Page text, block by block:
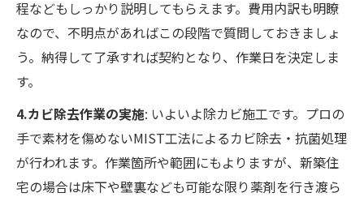
程などもしっかり説明してもらえます。費用内訳も明瞭
なので、不明点があればこの段階で質問しておきましょ
う。納得して了承すれば契約となり、作業日を決定しま
す。
4.カビ除去作業の実施: いよいよ除カビ施工です。プロの
手で素材を傷めないMIST工法によるカビ除去・抗菌処理
が行われます。作業箇所や範囲にもよりますが、新築住
宅の場合は床下や壁裏なども可能な限り薬剤を行き渡ら